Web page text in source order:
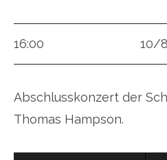
16:00 10/
Abschlusskonzert der
Thomas Hampson.